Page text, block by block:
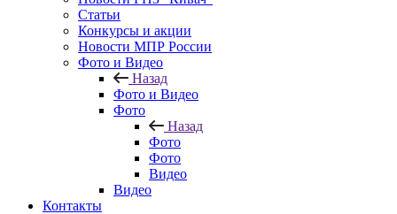
Статьи
Конкурсы и акции
Новости МПР России
Фото и Видео
Назад
Фото и Видео
Фото
Назад
Фото
Фото
Видео
Видео
Контакты